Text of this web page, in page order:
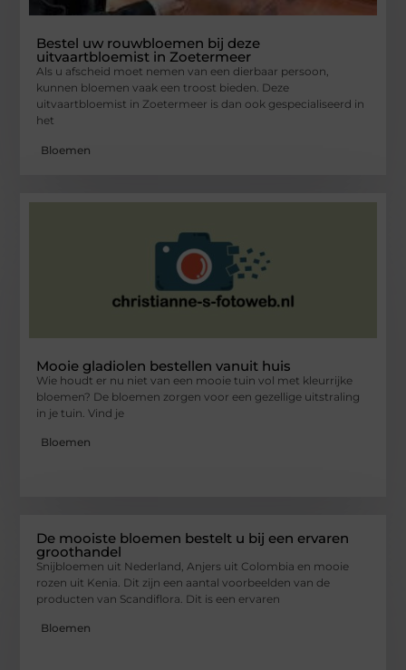
Bestel uw rouwbloemen bij deze
uitvaartbloemist in Zoetermeer
Als u afscheid moet nemen van een dierbaar persoon,
kunnen bloemen vaak een troost bieden. Deze
uitvaartbloemist in Zoetermeer is dan ook gespecialiseerd in
het
Bloemen
Mooie gladiolen bestellen vanuit huis
Wie houdt er nu niet van een mooie tuin vol met kleurrijke
bloemen? De bloemen zorgen voor een gezellige uitstraling
in je tuin. Vind je
Bloemen
De mooiste bloemen bestelt u bij een ervaren
groothandel
Snijbloemen uit Nederland, Anjers uit Colombia en mooie
rozen uit Kenia. Dit zijn een aantal voorbeelden van de
producten van Scandiflora. Dit is een ervaren
Bloemen